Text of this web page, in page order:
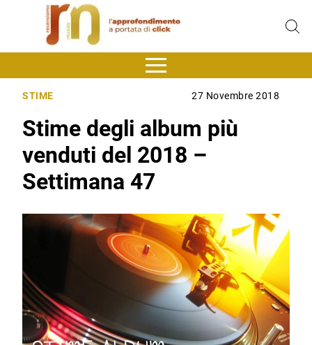
STIME 27 Novembre 2018
Stime degli album più
venduti del 2018 –
Settimana 47